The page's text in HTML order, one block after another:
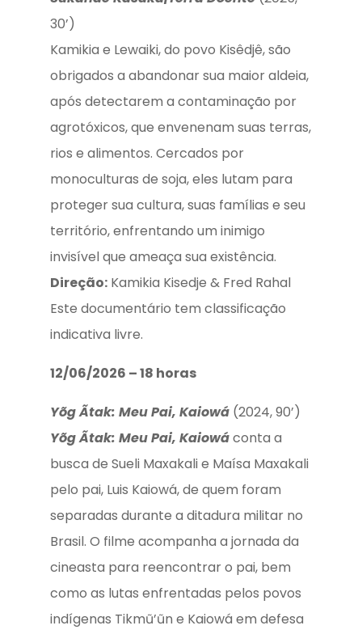
30’)
Kamikia e Lewaiki, do povo Kisêdjê, são
obrigados a abandonar sua maior aldeia,
após detectarem a contaminação por
agrotóxicos, que envenenam suas terras,
rios e alimentos. Cercados por
monoculturas de soja, eles lutam para
proteger sua cultura, suas famílias e seu
território, enfrentando um inimigo
invisível que ameaça sua existência.
Direção:Kamikia Kisedje & Fred Rahal
Este documentário tem classificação
indicativa livre.
12/06/2026 – 18 horas
Yõg Ãtak: Meu Pai, Kaiowá(2024, 90’)
Yõg Ãtak: Meu Pai, Kaiowáconta a
busca de Sueli Maxakali e Maísa Maxakali
pelo pai, Luis Kaiowá, de quem foram
separadas durante a ditadura militar no
Brasil. O filme acompanha a jornada da
cineasta para reencontrar o pai, bem
como as lutas enfrentadas pelos povos
indígenas Tikmũ’ũn e Kaiowá em defesa